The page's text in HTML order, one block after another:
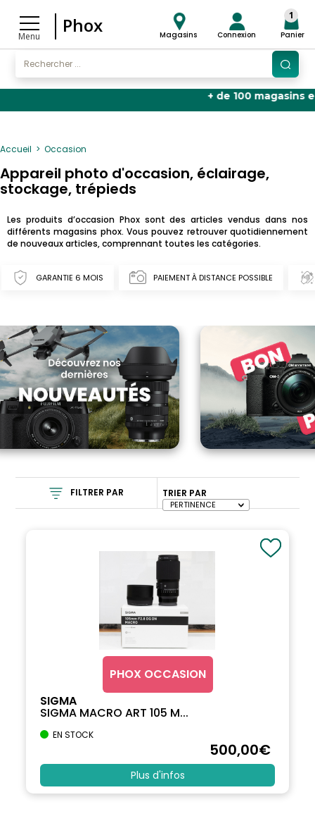
Menu
Phox Magasins Connexion Panier
1
+ de 100 magasins en
Accueil Occasion
Appareil photo d'occasion, éclairage,
stockage, trépieds
Les produits d’occasion Phox sont des articles vendus dans nos
différents magasins phox. Vous pouvez retrouver quotidiennement
de nouveaux articles, comprennant toutes les catégories.
GARANTIE 6 MOIS PAIEMENT À DISTANCE POSSIBLE
FILTRER PAR TRIER PAR
PHOX OCCASION
SIGMA
SIGMA MACRO ART 105 M...
EN STOCK
500,00€
Plus d'infos